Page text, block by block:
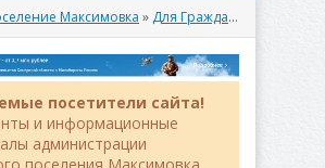
Максимовка » Для Граждан
посетители сайта!
и информационные
администрации